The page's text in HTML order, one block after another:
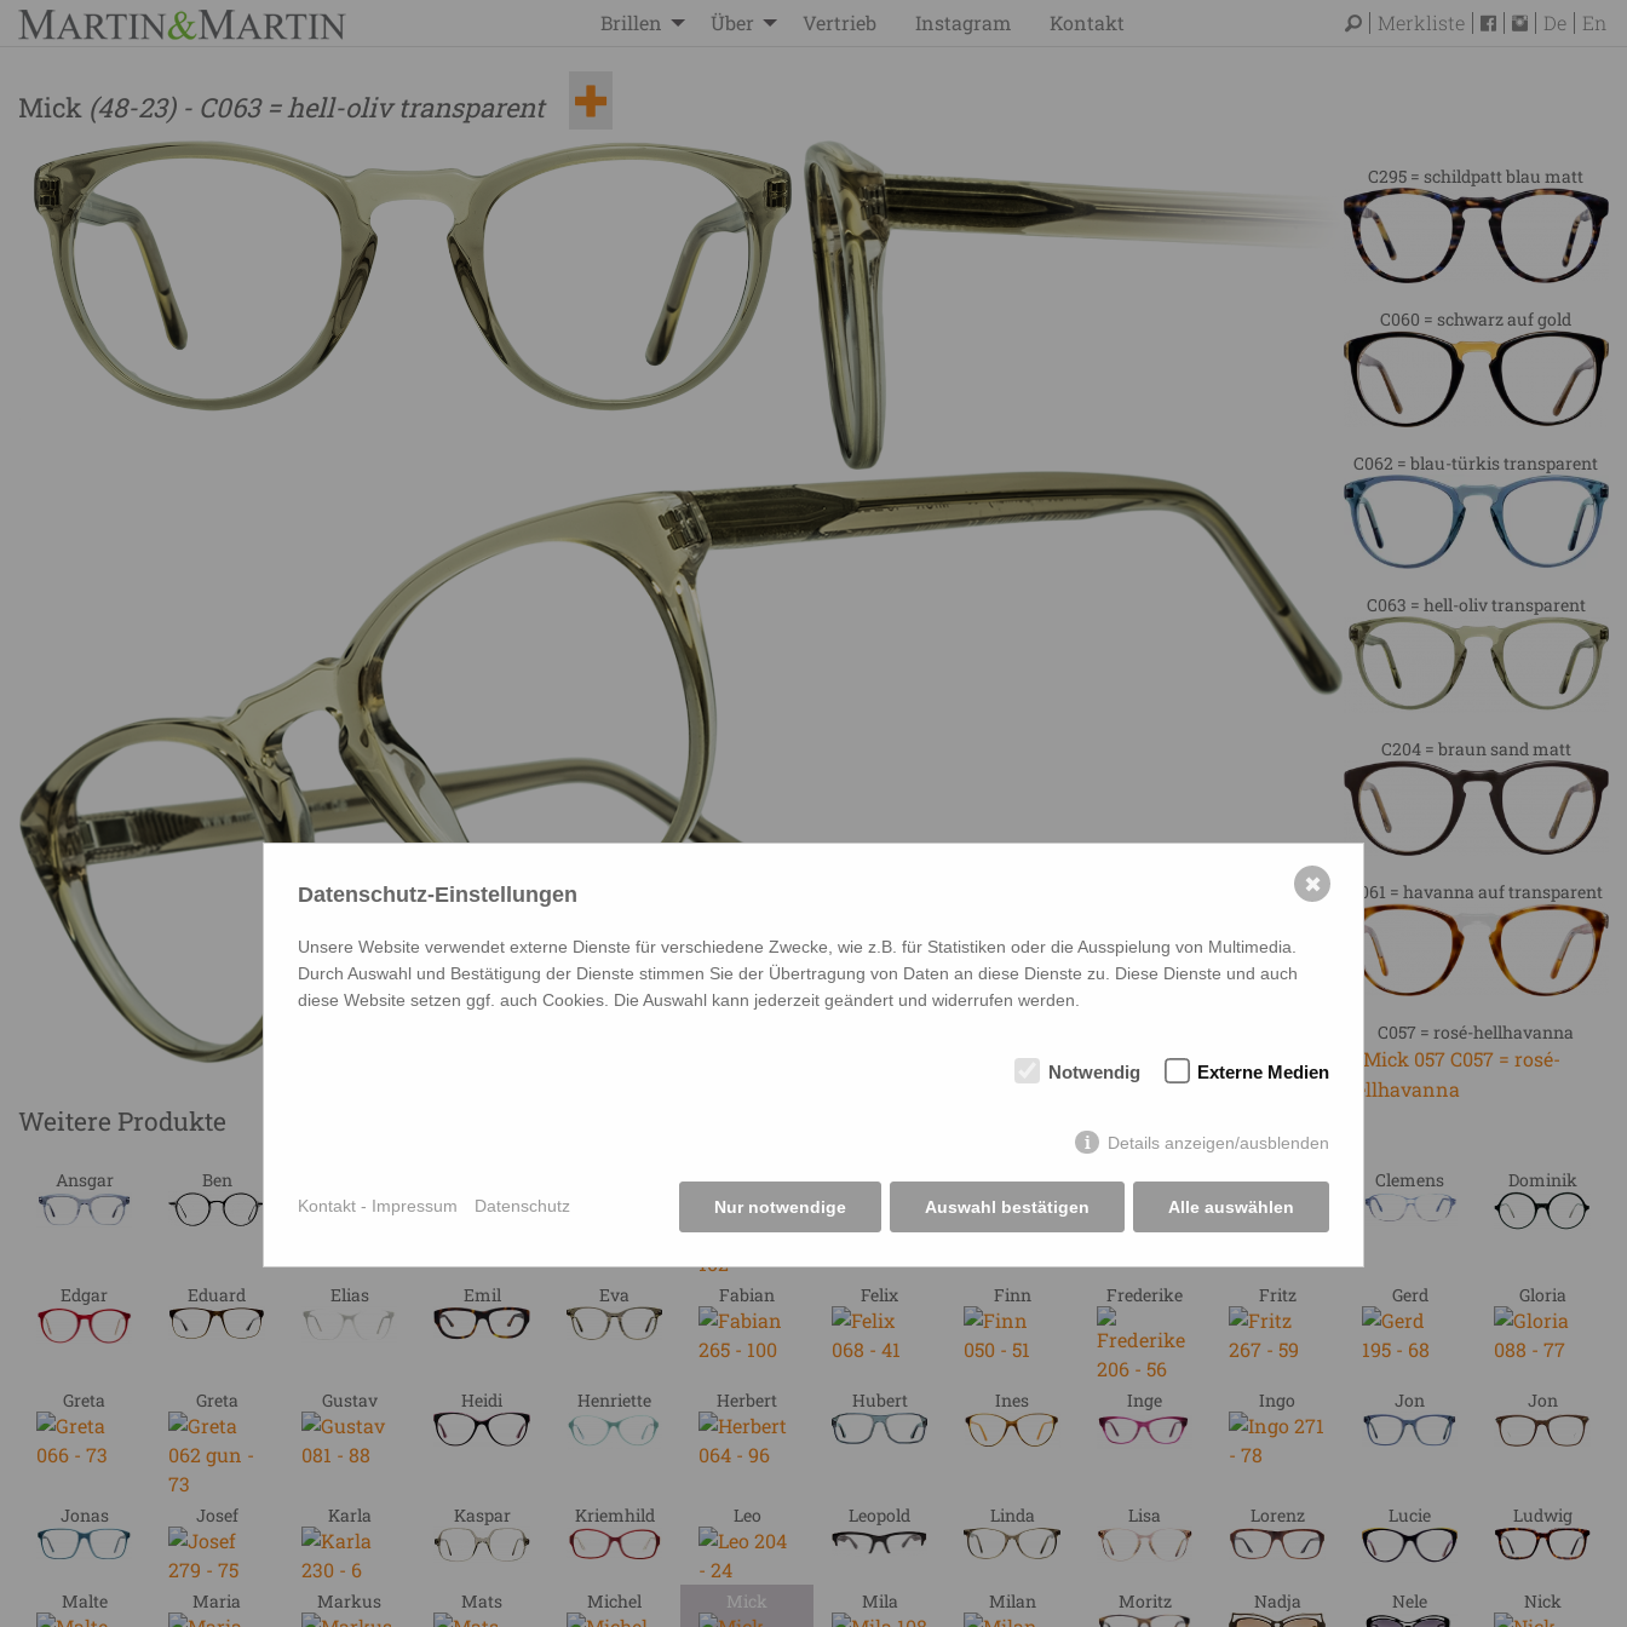
Brillen Über Vertrieb Instagram Kontakt Merkliste De En
Mick (48-23) - C063 = hell-oliv transparent
C295 = schildpatt blau matt
C060 = schwarz auf gold
C062 = blau-türkis transparent
C063 = hell-oliv transparent
C204 = braun sand matt
C061 = havanna auf transparent
C057 = rosé-hellhavanna
Weitere Produkte
Ansgar Ben Björn Björn Bo Caro Christian Clemens Dominik
Edgar Eduard Elias Emil Eva Fabian Felix Finn Frederike Fritz Gerd Gloria
Greta Greta Gustav Heidi Henriette Herbert Hubert Ines Inge Ingo Jon Jon
Jonas Josef Karla Kaspar Kriemhild Leo Leopold Linda Lisa Lorenz Lucie Ludwig
Malte Maria Markus Mats Michel Mick Mila Milan Moritz Nadja Nele Nick
Datenschutz-Einstellungen
Unsere Website verwendet externe Dienste für verschiedene Zwecke, wie z.B. für Statistiken oder die Ausspielung von Multimedia.
Durch Auswahl und Bestätigung der Dienste stimmen Sie der Übertragung von Daten an diese Dienste zu. Diese Dienste und auch
diese Website setzen ggf. auch Cookies. Die Auswahl kann jederzeit geändert und widerrufen werden.
Notwendig Externe Medien
Details anzeigen/ausblenden
Nur notwendige Auswahl bestätigen Alle auswählen
Kontakt - Impressum Datenschutz
✖